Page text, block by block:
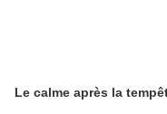
Le calme après la